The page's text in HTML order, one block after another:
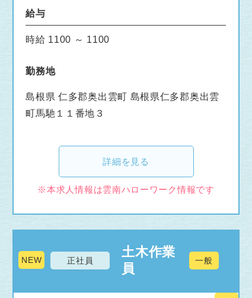
給与
時給 1100 ～ 1100
勤務地
島根県 仁多郡奥出雲町 島根県仁多郡奥出雲
町馬馳１１番地３
詳細を見る
※本求人情報は雲南ハローワーク情報です
NEW 正社員
土木作業
員
一般